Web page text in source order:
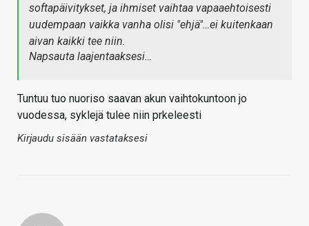
softapäivitykset, ja ihmiset vaihtaa vapaaehtoisesti
uudempaan vaikka vanha olisi "ehjä"…ei kuitenkaan
aivan kaikki tee niin.
Napsauta laajentaaksesi…
Tuntuu tuo nuoriso saavan akun vaihtokuntoon jo
vuodessa, syklejä tulee niin prkeleesti
Kirjaudu sisään vastataksesi